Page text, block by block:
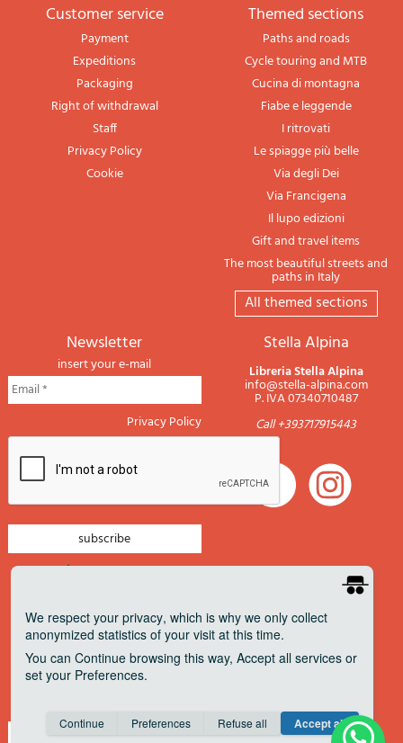
Customer service
Payment
Expeditions
Packaging
Right of withdrawal
Staff
Privacy Policy
Cookie
themed sections
Paths and roads
Cycle touring and MTB
Cucina di montagna
Fiabe e leggende
I ritrovati
Le spiagge più belle
Via degli Dei
Via Francigena
Il lupo edizioni
Gift and travel items
The most beautiful streets and
paths in Italy
All themed sections
newsletter
insert your e-mail
Privacy Policy
newsletter travels
newsletter military
Stella Alpina
Libreria Stella Alpina
info@stella-alpina.com
P. IVA 07340710487
Call +393717915443
We respect your privacy, which is why we only collect
anonymized statistics of your visit at this time.
You can Continue browsing this way, Accept all services or
set your Preferences.
Consent cookie learn more
Continue Preferences Refuse all Accept all
Anonymous Invisible Save